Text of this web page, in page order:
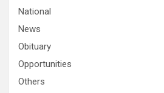
National
News
Obituary
Opportunities
Others